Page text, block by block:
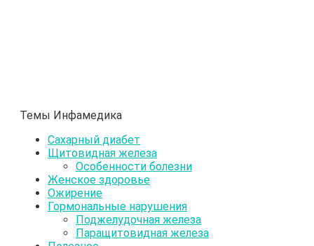
Темы Инфамедика
Сахарный диабет
Щитовидная железа
Особенности болезни
Женское здоровье
Ожирение
Гормональные нарушения
Поджелудочная железа
Паращитовидная железа